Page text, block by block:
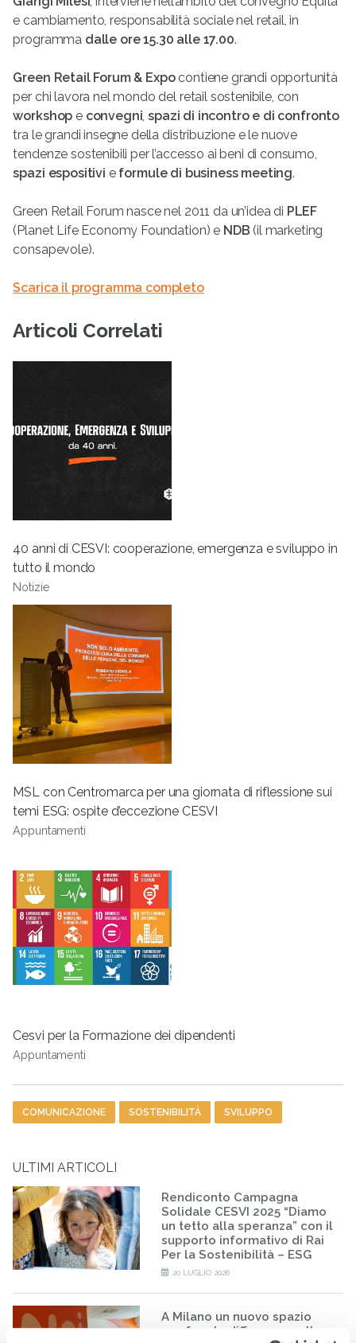
e cambiamento, responsabilità sociale nel retail, in
programma dalle ore 15.30 alle 17.00.
Green Retail Forum & Expocontiene grandi opportunità
per chi lavora nel mondo del retail sostenibile, con
workshop e convegni,spazi di incontro e di confronto
tra le grandi insegne della distribuzione e le nuove
tendenze sostenibili per l’accesso ai beni di consumo,
spazi espositivi e formule di business meeting.
Green Retail Forum nasce nel 2011 da un’idea di PLEF
(Planet Life Economy Foundation) e NDB (il marketing
consapevole).
Scarica il programma completo
Articoli Correlati
40 anni di CESVI: cooperazione, emergenza e sviluppo in
tutto il mondo
Notizie
MSL con Centromarca per una giornata di riflessione sui
temi ESG: ospite d’eccezione CESVI
Appuntamenti
Cesvi per la Formazione dei dipendenti
Appuntamenti
Tag
COMUNICAZIONE SOSTENIBILITÀ SVILUPPO
ULTIMI ARTICOLI
Rendiconto Campagna
Solidale CESVI 2025 “Diamo
un tetto alla speranza” con il
supporto informativo di Rai
Per la Sostenibilità – ESG
20 LUGLIO 2026
A Milano un nuovo spazio
per fare la differenza nella